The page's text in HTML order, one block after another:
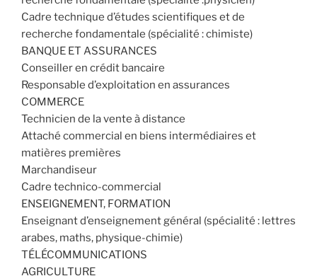
Cadre technique d’études scientifiques et de
recherche fondamentale (spécialité : chimiste)
BANQUE ET ASSURANCES
Conseiller en crédit bancaire
Responsable d’exploitation en assurances
COMMERCE
Technicien de la vente à distance
Attaché commercial en biens intermédiaires et
matières premières
Marchandiseur
Cadre technico-commercial
ENSEIGNEMENT, FORMATION
Enseignant d’enseignement général (spécialité : lettres
arabes, maths, physique-chimie)
TÉLÉCOMMUNICATIONS
AGRICULTURE